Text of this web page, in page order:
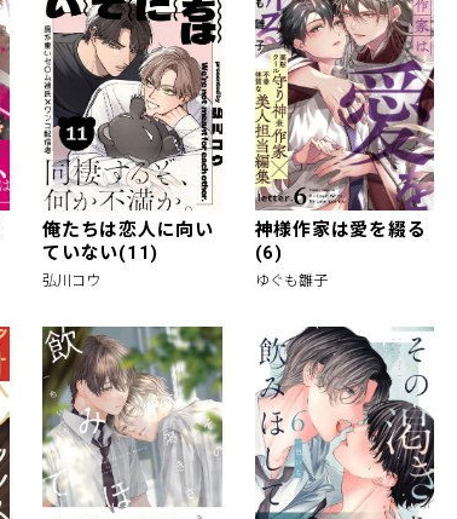
俺たちは恋人に向い
ていない(11)
弘川コウ
神様作家は愛を綴る
(6)
ゆぐも雛子